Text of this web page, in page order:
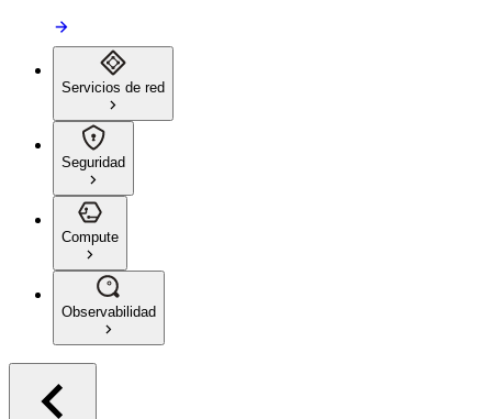
Servicios de red
Seguridad
Compute
Observabilidad